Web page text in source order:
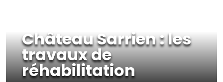
Château Sarrien : les
travaux de
réhabilitation